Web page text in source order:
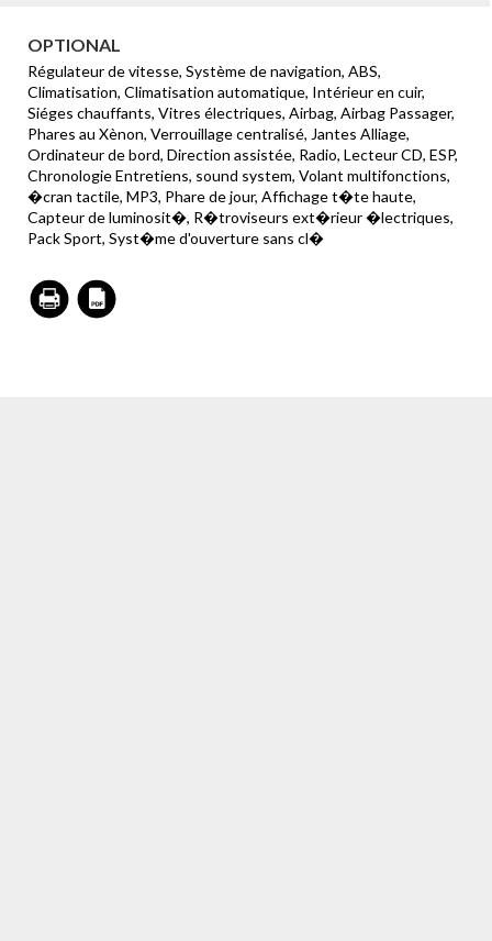
OPTIONAL
Régulateur de vitesse, Système de navigation, ABS,
Climatisation, Climatisation automatique, Intérieur en cuir,
Siéges chauffants, Vitres électriques, Airbag, Airbag Passager,
Phares au Xènon, Verrouillage centralisé, Jantes Alliage,
Ordinateur de bord, Direction assistée, Radio, Lecteur CD, ESP,
Chronologie Entretiens, sound system, Volant multifonctions,
�cran tactile, MP3, Phare de jour, Affichage t�te haute,
Capteur de luminosit�, R�troviseurs ext�rieur �lectriques,
Pack Sport, Syst�me d'ouverture sans cl�